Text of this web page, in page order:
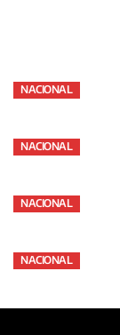
NACIONAL
NACIONAL
NACIONAL
NACIONAL